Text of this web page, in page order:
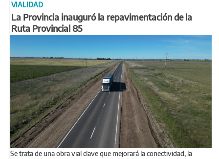
VIALIDAD
La Provincia inauguró la repavimentación de la
Ruta Provincial 85
Se trata de una obra vial clave que mejorará la conectividad, la